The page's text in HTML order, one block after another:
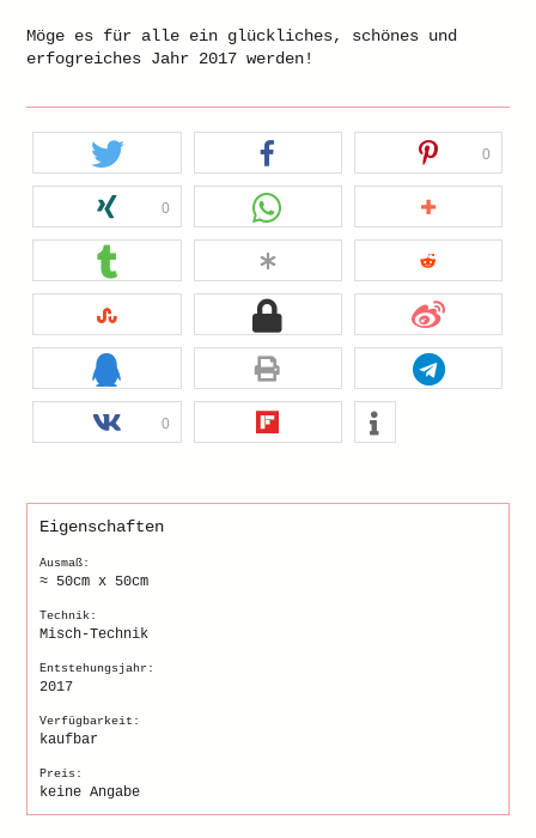
Möge es für alle ein glückliches, schönes und
erfogreiches Jahr 2017 werden!
0
0
0
Eigenschaften
Ausmaß:
≈ 50cm x 50cm
Technik:
Misch-Technik
Entstehungsjahr:
2017
Verfügbarkeit:
kaufbar
Preis:
keine Angabe